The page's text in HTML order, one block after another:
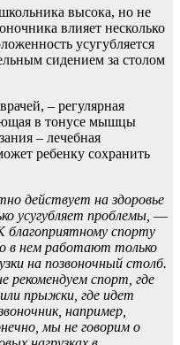
высока, но не
влияет несколько
усугубляется
сидением за столом
– регулярная
в тонусе мышцы
– лечебная
ребенку сохранить
действует на здоровье
усугубляет проблемы, —
благоприятному спорту
в нем работают только
на позвоночный столб.
рекомендуем спорт, где
прыжки, где идет
например,
мы не говорим о